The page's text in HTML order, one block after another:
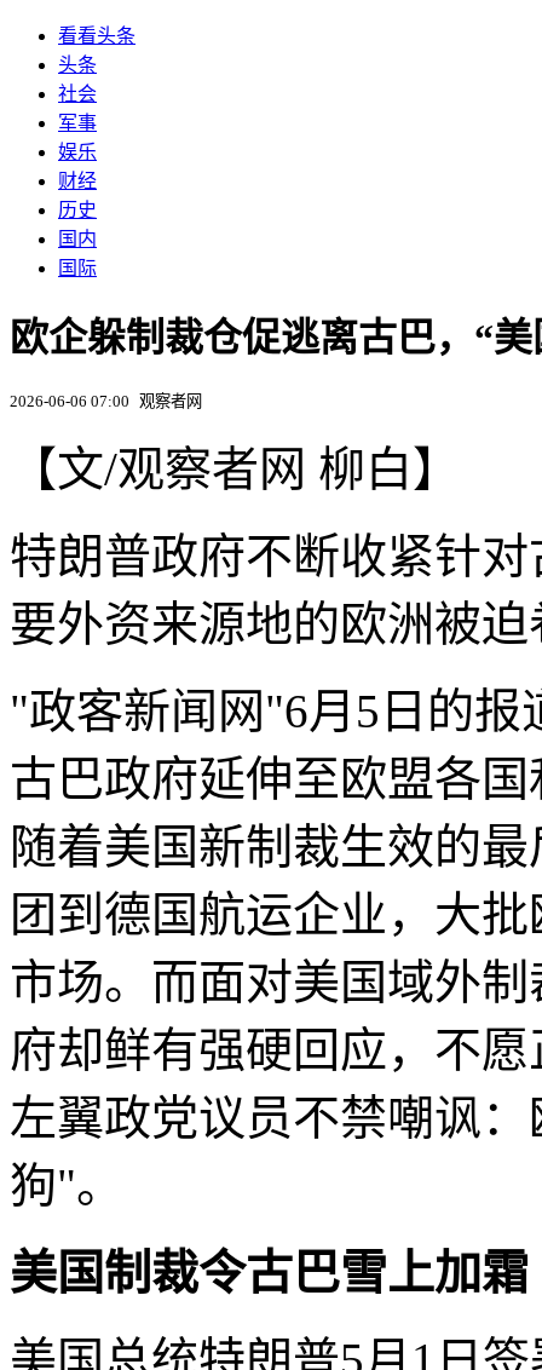
看看头条
头条
社会
军事
娱乐
财经
历史
国内
国际
欧企躲制裁仓促逃离古巴，“
2026-06-06 07:00 观察者网
【文/观察者网 柳白】
特朗普政府不断收紧针
要外资来源地的欧洲被
"政客新闻网"6月5日的
古巴政府延伸至欧盟各
随着美国新制裁生效的
团到德国航运企业，大
市场。而面对美国域外
府却鲜有强硬回应，不
左翼政党议员不禁嘲讽
狗"。
美国制裁令古巴雪上加霜
美国总统特朗普5月1日